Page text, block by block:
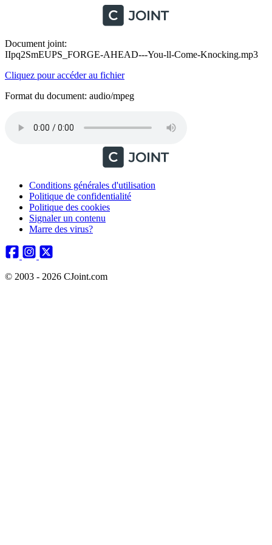
Document joint:
IIpq2SmEUPS_FORGE-AHEAD---You-ll-Come-Knocking.mp3
Cliquez pour accéder au fichier
Format du document: audio/mpeg
Conditions générales d'utilisation
Politique de confidentialité
Politique des cookies
Signaler un contenu
Marre des virus?
© 2003 - 2026 CJoint.com